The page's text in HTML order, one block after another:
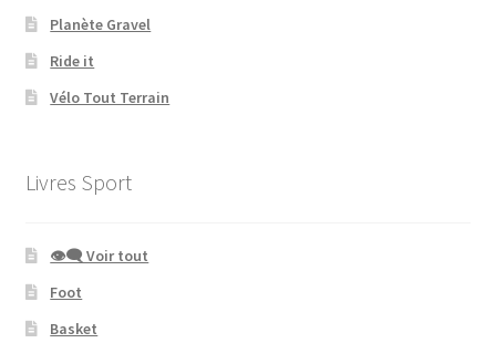
Planète Gravel
Ride it
Vélo Tout Terrain
Livres Sport
👁‍🗨 Voir tout
Foot
Basket